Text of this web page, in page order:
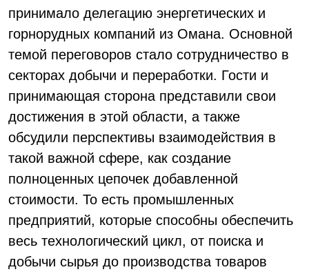
принимало делегацию энергетических и
горнорудных компаний из Омана. Основной
темой переговоров стало сотрудничество в
секторах добычи и переработки. Гости и
принимающая сторона представили свои
достижения в этой области, а также
обсудили перспективы взаимодействия в
такой важной сфере, как создание
полноценных цепочек добавленной
стоимости. То есть промышленных
предприятий, которые способны обеспечить
весь технологический цикл, от поиска и
добычи сырья до производства товаров